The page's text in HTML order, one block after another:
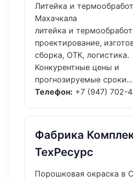
Литейка и
Махачкала
литейка и
проектирование,
сборка, ОТК, логистика.
Конкурентные цены и
прогнозируемые
Телефон: +7 (947) 702-
Фабрика
ТехРесурс
Порошковая окраска в